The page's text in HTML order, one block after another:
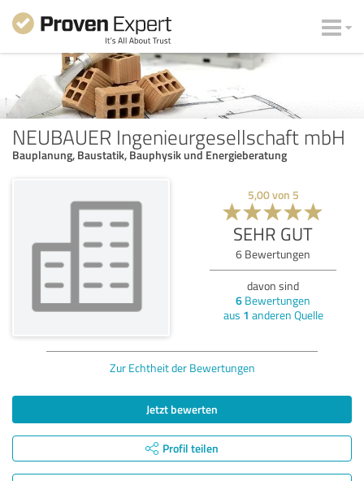
NEUBAUER Ingenieurgesellschaft mbH
Bauplanung, Baustatik, Bauphysik und Energieberatung
5,00von 5
SEHR GUT
6 Bewertungen
davon sind
6 Bewertungen
aus 1 anderen Quelle
Zur Echtheit der Bewertungen
Jetzt bewerten
Profil teilen